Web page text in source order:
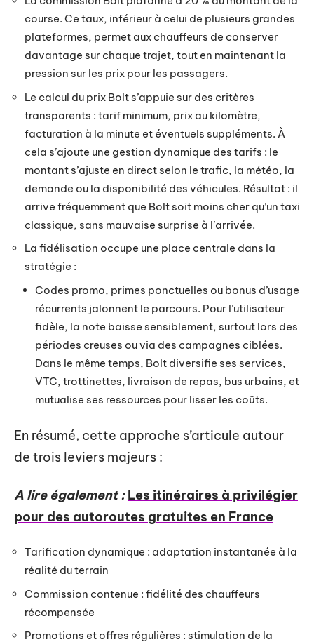
course. Ce taux, inférieur à celui de plusieurs grandes
plateformes, permet aux chauffeurs de conserver
davantage sur chaque trajet, tout en maintenant la
pression sur les prix pour les passagers.
Le calcul du prix Bolt s’appuie sur des critères
transparents : tarif minimum, prix au kilomètre,
facturation à la minute et éventuels suppléments. À
cela s’ajoute une gestion dynamique des tarifs : le
montant s’ajuste en direct selon le trafic, la météo, la
demande ou la disponibilité des véhicules. Résultat : il
arrive fréquemment que Bolt soit moins cher qu’un taxi
classique, sans mauvaise surprise à l’arrivée.
La fidélisation occupe une place centrale dans la
stratégie :
Codes promo, primes ponctuelles ou bonus d’usage
récurrents jalonnent le parcours. Pour l’utilisateur
fidèle, la note baisse sensiblement, surtout lors des
périodes creuses ou via des campagnes ciblées.
Dans le même temps, Bolt diversifie ses services,
VTC, trottinettes, livraison de repas, bus urbains, et
mutualise ses ressources pour lisser les coûts.
En résumé, cette approche s’articule autour
de trois leviers majeurs :
A lire également : Les itinéraires à privilégier
pour des autoroutes gratuites en France
Tarification dynamique : adaptation instantanée à la
réalité du terrain
Commission contenue : fidélité des chauffeurs
récompensée
Promotions et offres régulières : stimulation de la